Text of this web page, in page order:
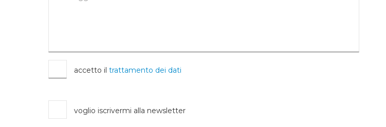
accetto il trattamento dei dati
voglio iscrivermi alla newsletter